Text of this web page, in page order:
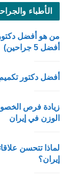
الأطباء
من هو أفضل
أفضل 5 جراحين)
أفضل دكتور
زيادة فرص
الوزن في إيران
لماذا تتحسن
إيران؟